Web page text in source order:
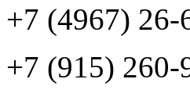
+7 (4967) 26-
+7 (915) 260-